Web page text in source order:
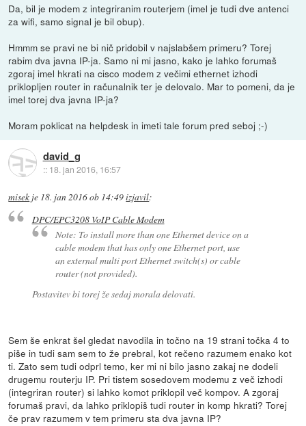
Da, bil je modem z integriranim routerjem (imel je tudi dve antenci
za wifi, samo signal je bil obup).
Hmmm se pravi ne bi nič pridobil v najslabšem primeru? Torej
rabim dva javna IP-ja. Samo ni mi jasno, kako je lahko forumaš
zgoraj imel hkrati na cisco modem z večimi ethernet izhodi
priklopljen router in računalnik ter je delovalo. Mar to pomeni, da je
imel torej dva javna IP-ja?
Moram poklicat na helpdesk in imeti tale forum pred seboj ;-)
david_g
:: 18. jan 2016, 16:57
misek je 18. jan 2016 ob 14:49izjavil:
DPC/EPC3208 VoIP Cable Modem
Note: To install more than one Ethernet device on a
cable modem that has only one Ethernet port, use
an external multi port Ethernet switch(s) or cable
router (not provided).
Postavitev bi torej že sedaj morala delovati.
Sem še enkrat šel gledat navodila in točno na 19 strani točka 4 to
piše in tudi sam sem to že prebral, kot rečeno razumem enako kot
ti. Zato sem tudi odprl temo, ker mi ni bilo jasno zakaj ne dodeli
drugemu routerju IP. Pri tistem sosedovem modemu z več izhodi
(integriran router) si lahko komot priklopil več kompov. A zgoraj
forumaš pravi, da lahko priklopiš tudi router in komp hkrati? Torej
če prav razumem v tem primeru sta dva javna IP?